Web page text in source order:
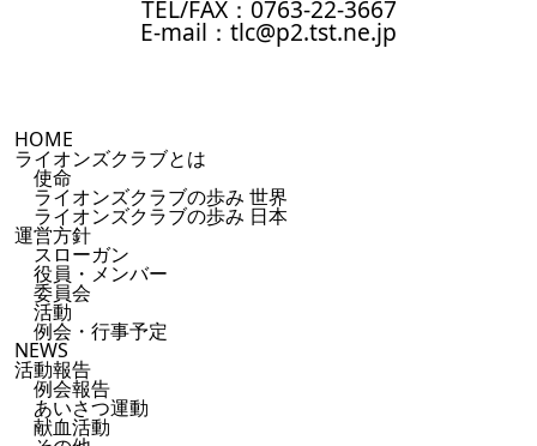
TEL/FAX：0763-22-3667
E-mail：tlc@p2.tst.ne.jp
HOME
ライオンズクラブとは
使命
ライオンズクラブの歩み 世界
ライオンズクラブの歩み 日本
運営方針
スローガン
役員・メンバー
委員会
活動
例会・行事予定
NEWS
活動報告
例会報告
あいさつ運動
献血活動